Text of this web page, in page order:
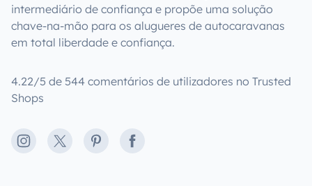
intermediário de confiança e propõe uma solução
chave-na-mão para os alugueres de autocaravanas
em total liberdade e confiança.
4.22/5 de 544 comentários de utilizadores no Trusted
Shops
Instagram
X PinterestFacebook